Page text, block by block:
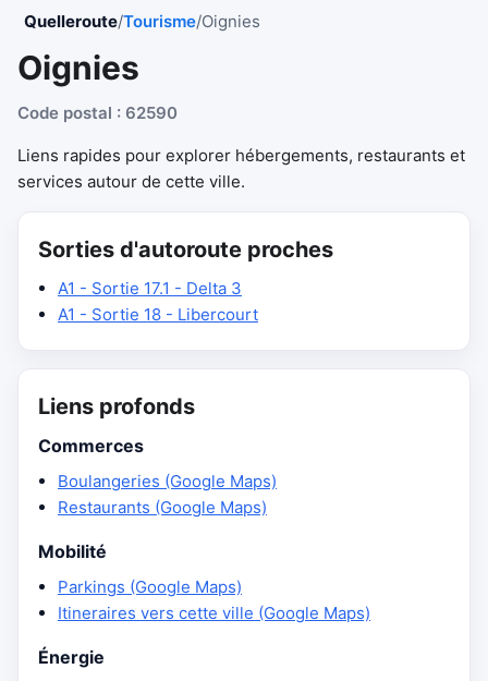
Quelleroute/Tourisme/Oignies
Oignies
Code postal : 62590
Liens rapides pour explorer hébergements, restaurants et
services autour de cette ville.
Sorties d'autoroute proches
A1 - Sortie 17.1 - Delta 3
A1 - Sortie 18 - Libercourt
Liens profonds
Commerces
Boulangeries (Google Maps)
Restaurants (Google Maps)
Mobilité
Parkings (Google Maps)
Itineraires vers cette ville (Google Maps)
Énergie